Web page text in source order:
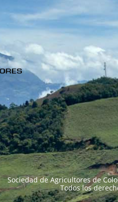
de Agricultores de
Todos los